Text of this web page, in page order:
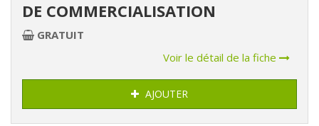
DE COMMERCIALISATION
GRATUIT
Voir le détail de la fiche
AJOUTER